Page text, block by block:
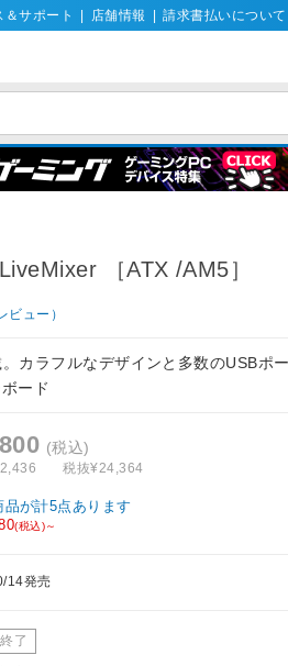
＆サポート 店舗情報 請求書払いについて
［ATX /AM5］
ビュー）
カラフルなデザインと多数のUSBポ
ード
(税込)
税抜¥24,364
品が計5点あります
(税込)～
14発売
了